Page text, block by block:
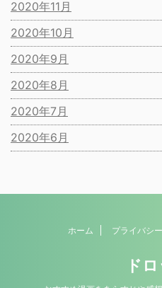
2020年11月
2020年10月
2020年9月
2020年8月
2020年7月
2020年6月
ホーム プライバシ
ド